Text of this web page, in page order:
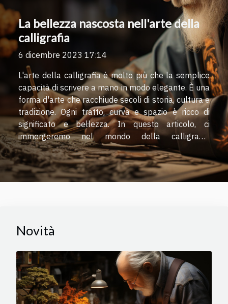
La bellezza nascosta nell'arte della
calligrafia
6 dicembre 2023 17:14
L'arte della calligrafia è molto più che la semplice
capacità di scrivere a mano in modo elegante. È una
forma d'arte che racchiude secoli di storia, cultura e
tradizione. Ogni tratto, curva e spazio è ricco di
significato e bellezza. In questo articolo, ci
immergeremo nel mondo della calligrafia,
scoprendo il fascino e la maestosità nascosti dietro
ogni pennellata. Sia che siate amanti dell'arte,
appassionati di scrittura o semplicemente curiosi di
scoprire nuove discipline artistiche, vi invitiamo a
possiamo esprimere emozioni profonde e
creatività. Preparatevi a riscoprire il valore della...
Novità